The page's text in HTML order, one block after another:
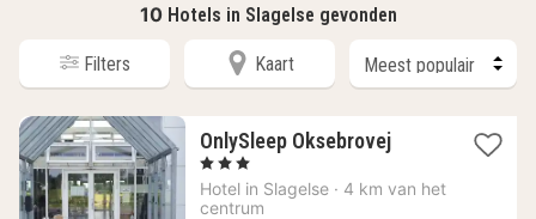
10 Hotels in Slagelse gevonden
Filters Kaart
OnlySleep Oksebrovej1
nacht
vanaf
, 3 Sterren
Hotel in Slagelse · 4 km van het
centrum